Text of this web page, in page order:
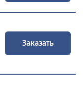
Заказать